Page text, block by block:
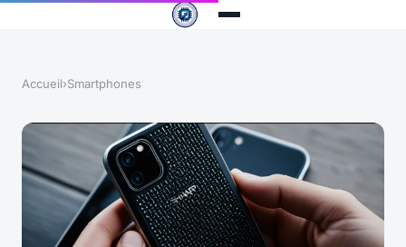
Accueil›Smartphones